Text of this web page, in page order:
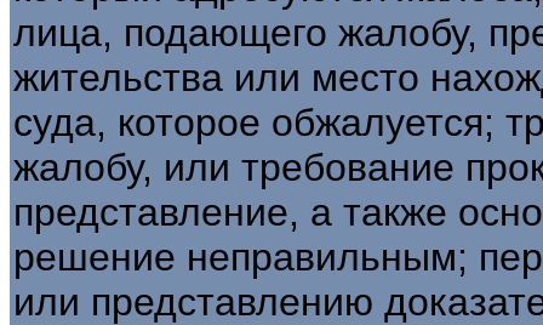
лица, подающего жалобу,
жительства или место
суда, которое обжалуется;
жалобу, или требование
представление, а также
решение неправильным;
или представлению